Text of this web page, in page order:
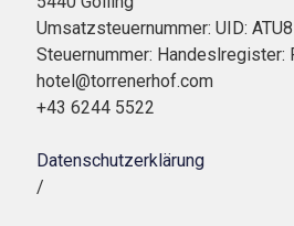
Umsatzsteuernummer: UID:
Steuernummer: Handeslregister:
hotel@torrenerhof.com
+43 6244 5522
Datenschutzerklärung
/